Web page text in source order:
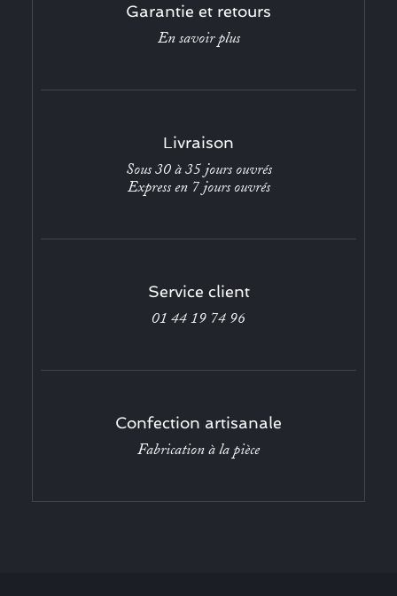
Garantie et retours
En savoir plus
Livraison
Sous 30 à 35 jours ouvrés
Express en 7 jours ouvrés
Service client
01 44 19 74 96
Confection artisanale
Fabrication à la pièce